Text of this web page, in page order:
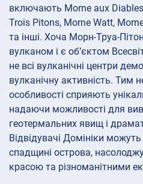
включають Morne aux
Trois Pitons, Morne Watt,
та інші. Хоча Морн-Труа-
вулканом і є об’єктом
не всі вулканічні центри
вулканічну активність. Тим
особливості сприяють
надаючи можливості для
геотермальних явищ і
Відвідувачі Домініки
спадщині острова,
красою та різноманітними